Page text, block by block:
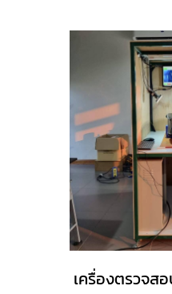
เครื่องตรวจส